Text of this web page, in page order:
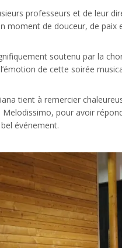
professeurs et de leur
moment de douceur, de
soutenu par la
de cette soirée
tient à remercier
pour avoir
événement.